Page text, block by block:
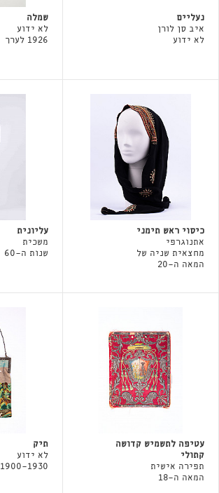
נעליים
איב סן לורן
לא ידוע
שמלה
לא ידוע
1926 לערך
כיסוי ראש תימני
אתנוגרפי
מחצאית שניה של
המאה ה-20
עליונית
משכית
שנות ה-60
עטיפה לתשמיש קדושה
קתולי
תפירה אישית
המאה ה-18
תיק
לא ידוע
1900-1930